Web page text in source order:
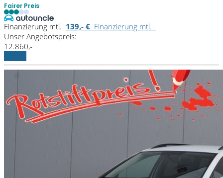
Fairer Preis
Finanzierung mtl. 139,- € Finanzierung mtl.
Unser Angebotspreis:
12.860,-